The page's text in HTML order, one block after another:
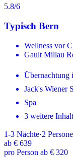
5.8/6
Typisch Bern
Wellness vor
Gault Millau
Übernachtung
Jack's Wiener
Spa
3 weitere
1-3 Nächte·2
ab € 639
pro Person ab € 320